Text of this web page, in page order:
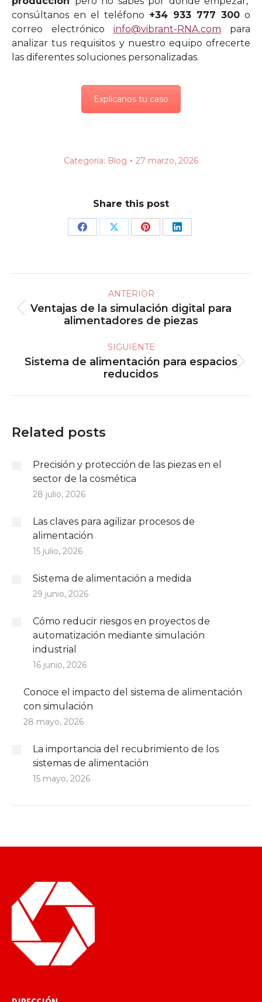
consúltanos en el teléfono +34 933 777 300 o
correo electrónico info@vibrant-RNA.com para
analizar tus requisitos y nuestro equipo ofrecerte
las diferentes soluciones personalizadas.
Explícanos tu caso
Categoría: Blog 27 marzo, 2026
Share this post
Share Share Share Share
entre
publicaciones
ANTERIOR
Publicación
anterior:
Ventajas de la simulación digital para
alimentadores de piezas
SIGUIENTE
Publicación
siguiente:
Sistema de alimentación para espacios
reducidos
Related posts
Precisión y protección de las piezas en el
sector de la cosmética
28 julio, 2026
Las claves para agilizar procesos de
alimentación
15 julio, 2026
Sistema de alimentación a medida
29 junio, 2026
Cómo reducir riesgos en proyectos de
automatización mediante simulación
industrial
16 junio, 2026
Conoce el impacto del sistema de alimentación
con simulación
28 mayo, 2026
La importancia del recubrimiento de los
sistemas de alimentación
15 mayo, 2026